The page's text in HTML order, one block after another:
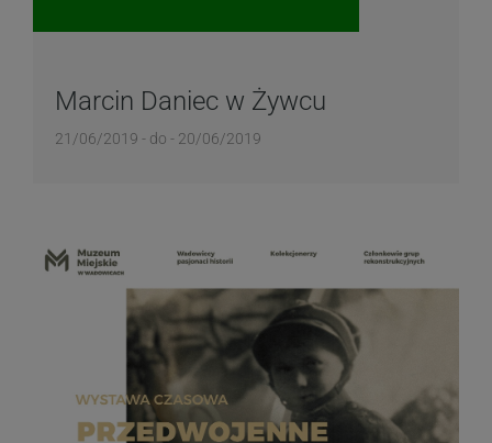
Marcin Daniec w Żywcu
21/06/2019 - do - 20/06/2019